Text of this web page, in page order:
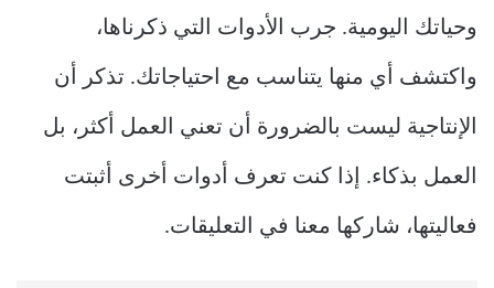
وحياتك اليومية. جرب الأدوات التي ذكرناها،
واكتشف أي منها يتناسب مع احتياجاتك. تذكر أن
الإنتاجية ليست بالضرورة أن تعني العمل أكثر، بل
العمل بذكاء. إذا كنت تعرف أدوات أخرى أثبتت
فعاليتها، شاركها معنا في التعليقات.